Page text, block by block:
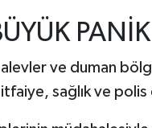
PANİK
alevler ve duman
sağlık ve